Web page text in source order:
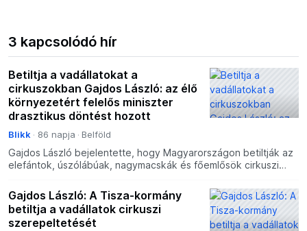
3 kapcsolódó hír
Betiltja a vadállatokat a
cirkuszokban Gajdos László: az élő
környezetért felelős miniszter
drasztikus döntést hozott
Blikk 86 napja Belföld
Gajdos László bejelentette, hogy Magyarországon betiltják az
elefántok, úszólábúak, nagymacskák és főemlősök cirkuszi
Gajdos László: A Tisza-kormány
betiltja a vadállatok cirkuszi
szerepeltetését